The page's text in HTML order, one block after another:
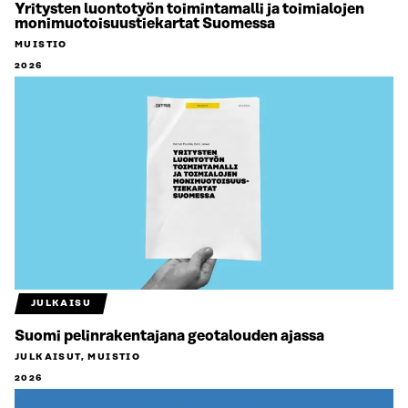
Yritysten luontotyön toimintamalli ja toimialojen
monimuotoisuustiekartat Suomessa
MUISTIO
2026
JULKAISU
Suomi pelinrakentajana geotalouden ajassa
JULKAISUT, MUISTIO
2026